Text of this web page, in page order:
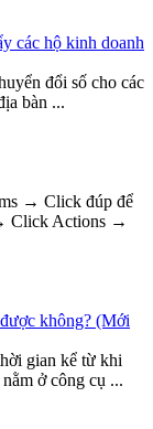
các hộ kinh doanh
đổi số cho các
bàn ...
→ Click đúp để
Click Actions →
không? (Mới
gian kể từ khi
ở công cụ ...